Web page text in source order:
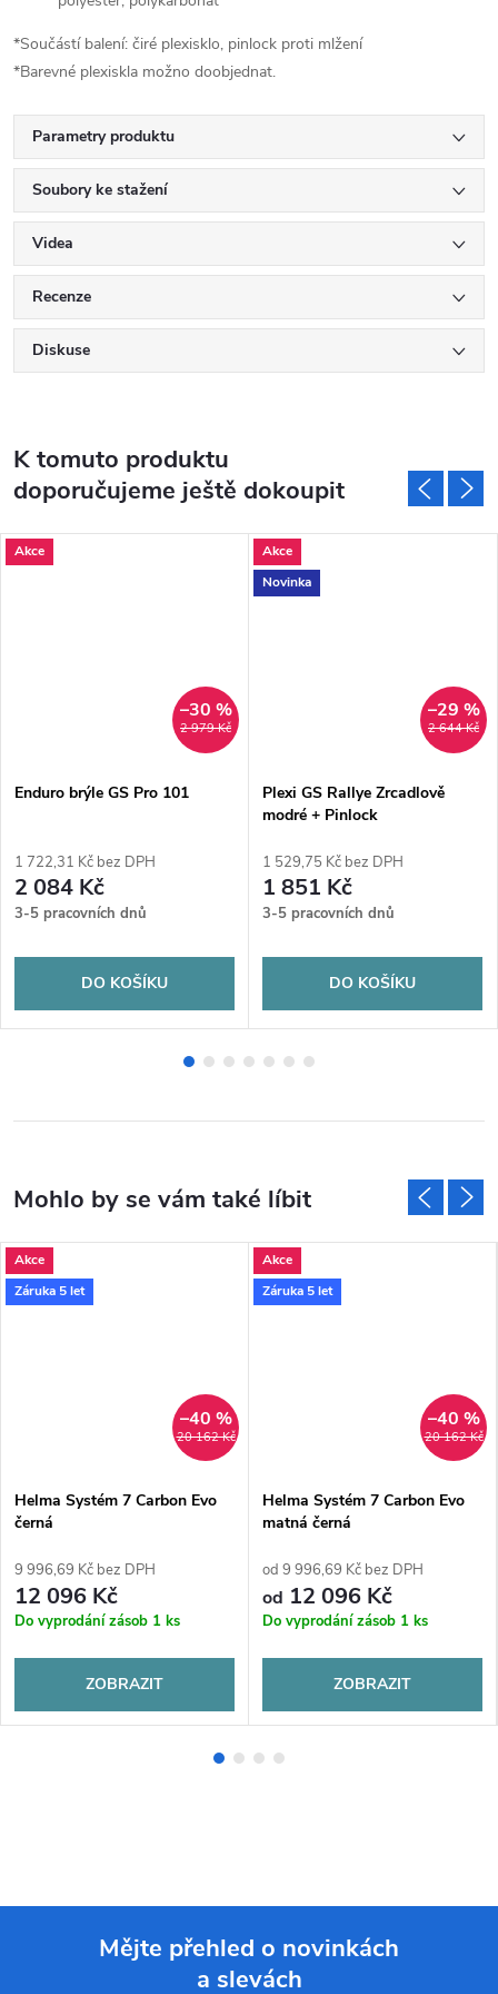
*Součástí balení: čiré plexisklo, pinlock proti mlžení
*Barevné plexiskla možno doobjednat.
Parametry produktu
Soubory ke stažení
Videa
Recenze
Diskuse
K tomuto produktu
doporučujeme ještě dokoupit
Akce
2 979 Kč
–30 %
Enduro brýle GS Pro 101
1 722,31 Kč bez DPH
2 084 Kč
3-5 pracovních dnů
DO KOŠÍKU
Akce
Novinka
2 644 Kč
–29 %
Plexi GS Rallye Zrcadlově
modré + Pinlock
1 529,75 Kč bez DPH
1 851 Kč
3-5 pracovních dnů
DO KOŠÍKU
Akce
Záruka 5 let
20 162 Kč
–40 %
Helma Systém 7 Carbon Evo
černá
9 996,69 Kč bez DPH
12 096 Kč
Do vyprodání zásob 1 ks
ZOBRAZIT
Akce
Záruka 5 let
20 162 Kč
–40 %
Helma Systém 7 Carbon Evo
matná černá
od 9 996,69 Kč bez DPH
od 12 096 Kč
Do vyprodání zásob 1 ks
ZOBRAZIT
Mějte přehled o novinkách
a slevách